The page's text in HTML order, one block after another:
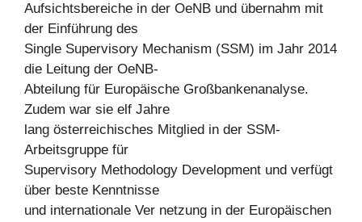
Aufsichtsbereiche in der OeNB und übernahm mit
der Einführung des
Single Supervisory Mechanism (SSM) im Jahr 2014
die Leitung der OeNB-
Abteilung für Europäische Großbankenanalyse.
Zudem war sie elf Jahre
lang österreichisches Mitglied in der SSM-
Arbeitsgruppe für
Supervisory Methodology Development und verfügt
über beste Kenntnisse
und internationale Ver netzung in der Europäischen